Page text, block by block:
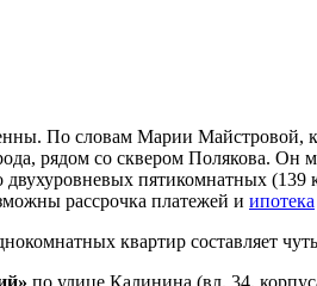
По словам Марии
рядом со сквером Полякова.
пятикомнатных
рассрочка платежей и ипотека
квартир составляет
по улице Калинина (вл. 34,